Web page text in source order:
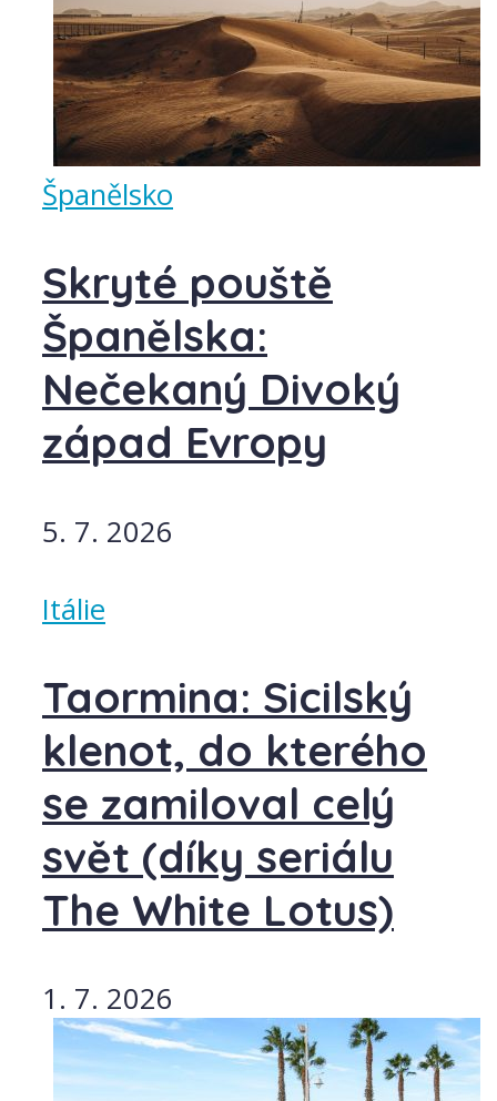
Španělsko
Skryté pouště
Španělska:
Nečekaný Divoký
západ Evropy
5. 7. 2026
Itálie
Taormina: Sicilský
klenot, do kterého
se zamiloval celý
svět (díky seriálu
The White Lotus)
1. 7. 2026